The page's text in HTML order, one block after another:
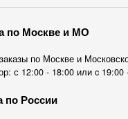
по Москве и МО
по Москве и
с 12:00 - 18:00 или c 19:00
по России